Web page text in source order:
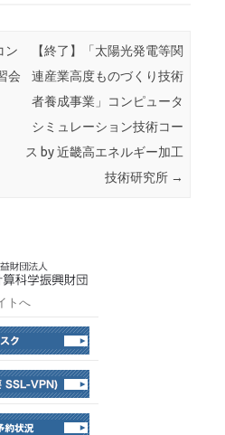
ン
会
【終了】「太陽光発電等関
連産業高度ものづくり技術
者養成事業」コンピュータ
シミュレーション技術コー
ス by 近畿高エネルギー加工
技術研究所 →
トへ